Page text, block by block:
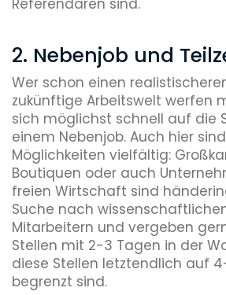
2. Nebenjob und
Wer schon einen
zukünftige Arbeitswelt werfen
sich möglichst schnell auf die
einem Nebenjob. Auch hier
Möglichkeiten vielfältig:
Boutiquen oder auch
freien Wirtschaft sind
Suche nach
Mitarbeitern und vergeben
Stellen mit 2-3 Tagen in der
diese Stellen letztendlich auf
begrenzt sind.